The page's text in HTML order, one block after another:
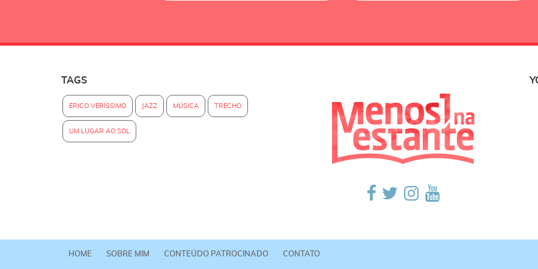
TAGS
ÉRICO VERÍSSIMO JAZZ MÚSICA TRECHO
UM LUGAR AO SOL
HOME SOBRE MIM CONTEÚDO PATROCINADO CONTATO